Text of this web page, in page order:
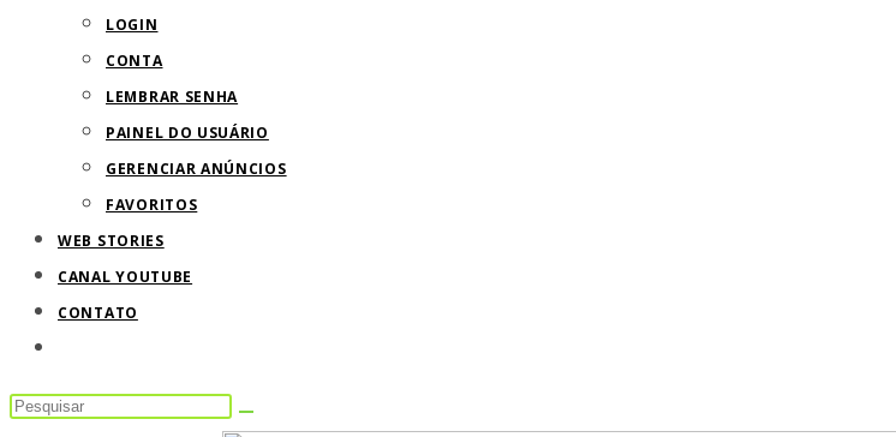
LOGIN
CONTA
LEMBRAR SENHA
PAINEL DO USUÁRIO
GERENCIAR ANÚNCIOS
FAVORITOS
WEB STORIES
CANAL YOUTUBE
CONTATO
SITE
Pesquisar